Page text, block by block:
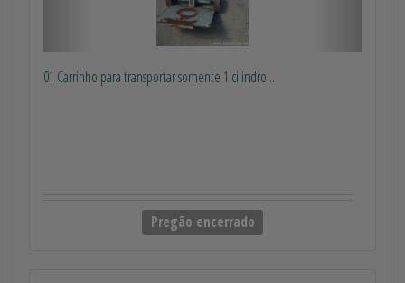
01 Carrinho para transportar somente 1 cilindro...
Pregão encerrado